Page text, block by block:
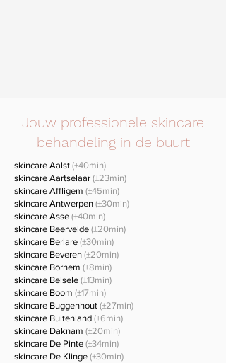
Jouw professionele skincare
behandeling in de buurt
skincare Aalst (±40min)
skincare Aartselaar (±23min)
skincare Affligem (±45min)
skincare Antwerpen (±30min)
skincare Asse (±40min)
skincare Beervelde (±20min)
skincare Berlare (±30min)
skincare Beveren (±20min)
skincare Bornem (±8min)
skincare Belsele (±13min)
skincare Boom (±17min)
skincare Buggenhout (±27min)
skincare Buitenland (±6min)
skincare Daknam (±20min)
skincare De Pinte (±34min)
skincare De Klinge (±30min)